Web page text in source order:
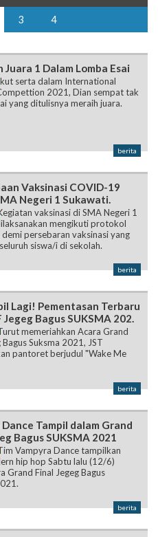
3 4
Juara 1 Dalam Lomba Esai
serta dalam International
2021, Dian sempat tak
yang ditulisnya meraih juara.
berita
Vaksinasi COVID-19
Negeri 1 Sukawati.
vaksinasi di SMA Negeri 1
mengikuti protokol
persebaran vaksinasi yang
siswa/i di sekolah.
berita
Lagi! Pementasan Terbaru
Jegeg Bagus SUKSMA 202.
memeriahkan Acara Grand
Bagus Suksma 2021, JST
pantoret berjudul "Wake Me
berita
Tampil dalam Grand
Bagus SUKSMA 2021
Vampyra Dance tampilkan
hip hop Sabtu lalu (12/6)
Grand Final Jegeg Bagus
berita